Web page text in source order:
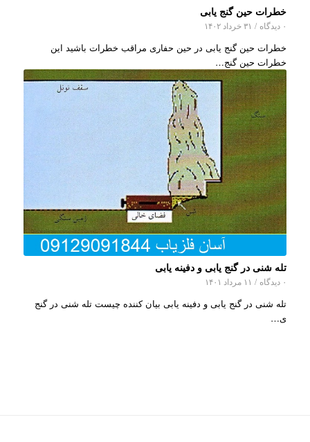
خطرات حین گنج یابی
۰ دیدگاه / ۳۱ خرداد ۱۴۰۲
خطرات حین گنج یابی در حین حفاری مراقب خطرات باشید این
خطرات حین گنج…
تله شنی در گنج یابی و دفینه یابی
۰ دیدگاه / ۱۱ مرداد ۱۴۰۱
تله شنی در گنج یابی و دفینه یابی بیان کننده چیست تله شنی در گنج
ی…